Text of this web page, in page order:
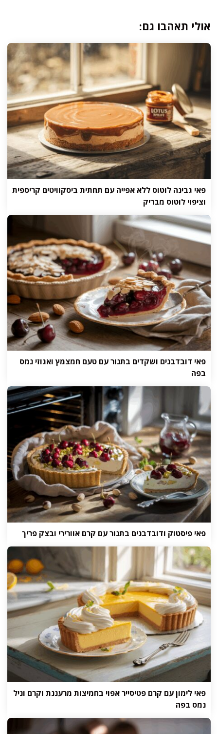
אולי תאהבו גם:
פאי גבינה לוטוס ללא אפייה עם תחתית ביסקוויטים קריספית
וציפוי לוטוס מבריק
פאי דובדבנים ושקדים בתנור עם טעם חמצמץ ואגוזי נמס
בפה
פאי פיסטוק ודובדבנים בתנור עם קרם אוורירי ובצק פריך
פאי לימון עם קרם פטיסייר אפוי בחמיצות מרעננת וקרם וניל
נמס בפה